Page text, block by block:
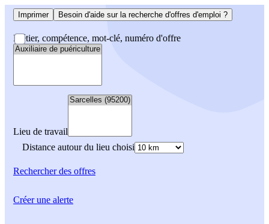
Imprimer Besoin d'aide sur la recherche d'offres d'emploi ?
Métier, compétence, mot-clé, numéro d'offre
Lieu de travail
Distance autour du lieu choisi
Rechercherdes offres
Créer une alerte